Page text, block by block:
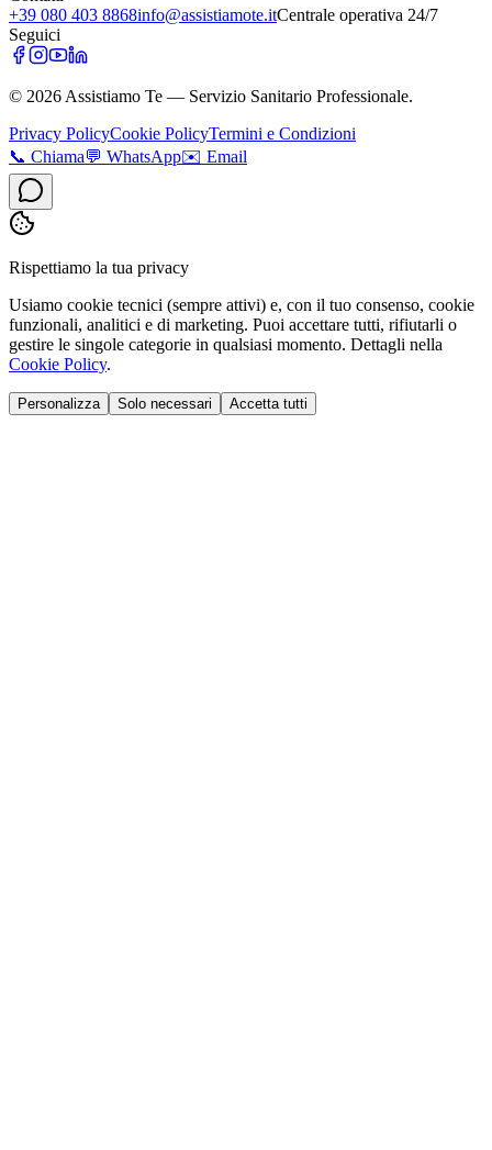
+39 080 403 8868info@assistiamote.itCentrale operativa 24/7
Seguici
© 2026 Assistiamo Te — Servizio Sanitario Professionale.
Privacy PolicyCookie PolicyTermini e Condizioni
📞 Chiama💬 WhatsApp✉️ Email
Rispettiamo la tua privacy
Usiamo cookie tecnici (sempre attivi) e, con il tuo consenso, cookie
funzionali, analitici e di marketing. Puoi accettare tutti, rifiutarli o
gestire le singole categorie in qualsiasi momento. Dettagli nella
Cookie Policy.
Personalizza Solo necessari Accetta tutti